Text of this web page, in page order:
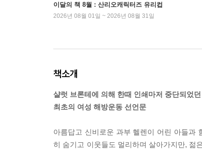
이달의 책 8월 : 산리오캐릭터즈 유리컵
2026년 08월 01일 ~ 2026년 08월 31일
책소개
샬럿 브론테에 의해 한때 인쇄마저 중단되었
최초의 여성 해방운동 선언문
아름답고 신비로운 과부 헬렌이 어린 아들과
히 숨기고 이웃들도 멀리하며 살아가지만, 젊